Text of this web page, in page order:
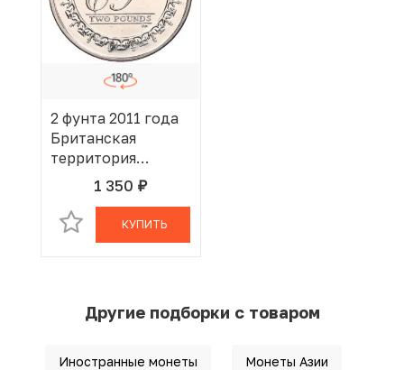
2 фунта 2011 года
Британская
территория
Индийского
Елизавета II и
Принц Филипп»
1 350 руб.
В КОРЗИНЕ
КУПИТЬ
Другие подборки с товаром
Иностранные монеты Монеты Азии